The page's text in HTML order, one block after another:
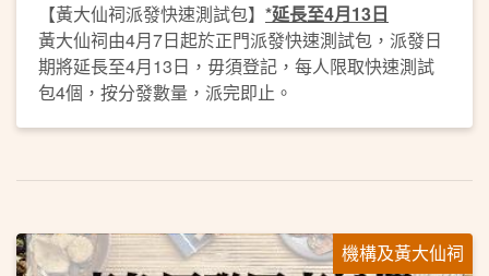
【黃大仙祠派發快速測試包】 *延長至4月13日
黃大仙祠由4月7日起於正門派發快速測試包，派發日
期將延長至4月13日，毋須登記，每人限取快速測試
包4個，按分發數量，派完即止。
機構及黃大仙祠